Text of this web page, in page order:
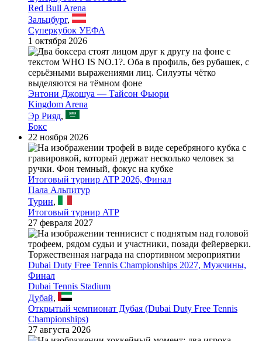
Red Bull Arena
Зальцбург,
Суперкубок УЕФА
1 октября 2026
Энтони Джошуа — Тайсон Фьюри
Kingdom Arena
Эр Рияд,
Бокс
22 ноября 2026
Итоговый турнир ATP 2026, Финал
Пала Альпитур
Турин,
Итоговый турнир ATP
27 февраля 2027
Dubai Duty Free Tennis Championships 2027, Мужчины,
Финал
Dubai Tennis Stadium
Дубай,
Открытый чемпионат Дубая (Dubai Duty Free Tennis
Championships)
27 августа 2026